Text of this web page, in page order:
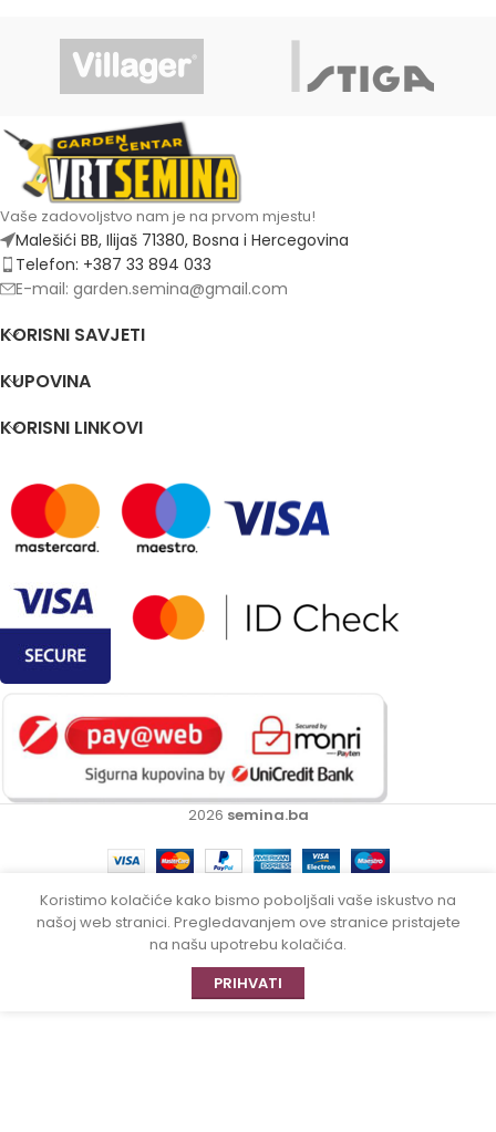
Vaše zadovoljstvo nam je na prvom mjestu!
Malešići BB, Ilijaš 71380, Bosna i Hercegovina
Telefon: +387 33 894 033
E-mail: garden.semina@gmail.com
KORISNI SAVJETI
KUPOVINA
KORISNI LINKOVI
2026 semina.ba
Koristimo kolačiće kako bismo poboljšali vaše iskustvo na
našoj web stranici. Pregledavanjem ove stranice pristajete
na našu upotrebu kolačića.
PRIHVATI